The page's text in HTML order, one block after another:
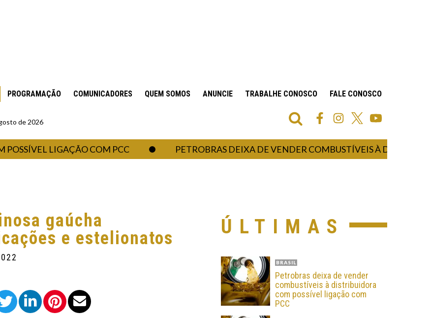
PROGRAMAÇÃO COMUNICADORES QUEM SOMOS ANUNCIE TRABALHE CONOSCO FALE CONOSCO
de 2026
LIGAÇÃO COM PCC PETROBRAS DEIXA DE VENDER COMBUSTÍVEIS À DISTRIBUIDORA
gaúcha
e estelionatos
ÚLTIMAS
BRASIL
Petrobras deixa de vender
combustíveis à distribuidora
com possível ligação com
PCC